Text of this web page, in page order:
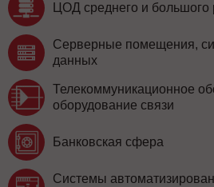
ЦОД среднего и большого
Серверные помещения,
данных
Телекоммуникационное
оборудование связи
Банковская сфера
Системы